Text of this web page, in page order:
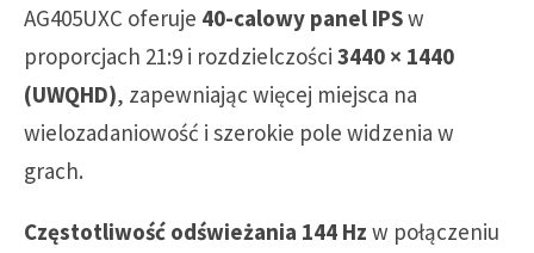
AG405UXC oferuje 40-calowy panel IPSw
proporcjach 21:9 i rozdzielczości 3440 × 1440
(UWQHD), zapewniając więcej miejsca na
wielozadaniowość i szerokie pole widzenia w
grach.
Częstotliwość odświeżania 144 Hz w połączeniu